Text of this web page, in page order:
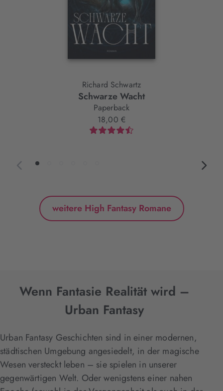
Richard Schwartz
Schwarze Wacht
Paperback
18,00 €
weitere High Fantasy Romane
Wenn Fantasie Realität wird –
Urban Fantasy
Urban Fantasy Geschichten sind in einer modernen,
städtischen Umgebung angesiedelt, in der magische
Wesen versteckt leben – sie spielen in unserer
gegenwärtigen Welt. Oder wenigstens einer nahen